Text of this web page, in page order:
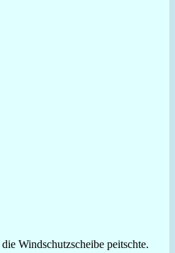
Windschutzscheibe peitschte.